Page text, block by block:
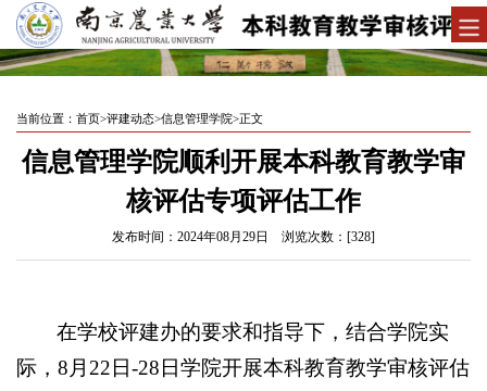
当前位置： 首页>评建动态>信息管理学院>正文
信息管理学院顺利开展本科教育教学审
核评估专项评估工作
发布时间：2024年08月29日 浏览次数：[328]
在学校评建办的要求和指导下，结合学院实
际，8月22日-28日学院开展本科教育教学审核评估